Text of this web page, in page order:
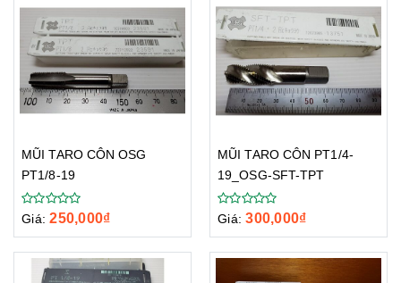
MŨI TARO CÔN OSG
PT1/8-19
Giá: 250,000₫
MŨI TARO CÔN PT1/4-
19_OSG-SFT-TPT
Giá: 300,000₫